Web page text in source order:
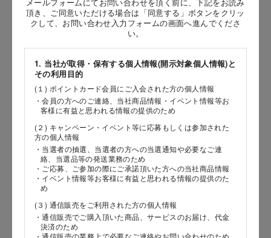
メールフォームにてお問い合わせを頂く前に、下記をお読み
頂き、ご同意いただける場合は「同意する」ボタンをクリッ
クして、お問い合わせ入力フォームの画面へ進んでくださ
い。
1. 当社が取得・保有する個人情報(開示対象個人情報)と
その利用目的
(１) ポイントカード会員にご入会された方の個人情報
・会員の方へのご連絡、当社商品情報・イベント情報等お
客様に有益と思われる情報の提供のため
(２) キャンペーン・イベント等に応募もしくは参加された
方の個人情報
・当選者の抽選、当選者の方への当選通知や必要なご連
絡、当選品等の発送業務のため
・ご応募、ご参加の際にご承諾頂いた方への当社商品情報
・イベント情報等お客様に有益と思われる情報の提供のた
め
(３) 通信販売をご利用された方の個人情報
・通信販売でご購入頂いた商品、サービスのお届け、代金
決済のため
お問い合わせ時氏名
［姓］
［名］
（全角で入力してください）
お問い合わせ時氏名（カナ）
［セイ］
［メイ］
（全角で入力してください）
電話番号